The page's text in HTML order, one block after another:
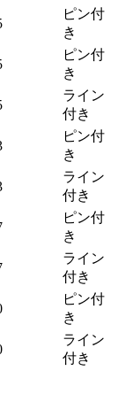
ピン付
き
ピン付
き
ライン
付き
ピン付
き
ライン
付き
ピン付
き
ライン
付き
ピン付
き
ライン
付き